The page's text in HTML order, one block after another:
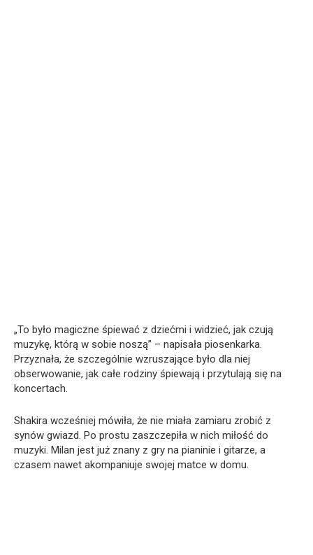
„To było magiczne śpiewać z dziećmi i widzieć, jak czują
muzykę, którą w sobie noszą” – napisała piosenkarka.
Przyznała, że ​​szczególnie wzruszające było dla niej
obserwowanie, jak całe rodziny śpiewają i przytulają się na
koncertach.
Shakira wcześniej mówiła, że ​​nie miała zamiaru zrobić z
synów gwiazd. Po prostu zaszczepiła w nich miłość do
muzyki. Milan jest już znany z gry na pianinie i gitarze, a
czasem nawet akompaniuje swojej matce w domu.